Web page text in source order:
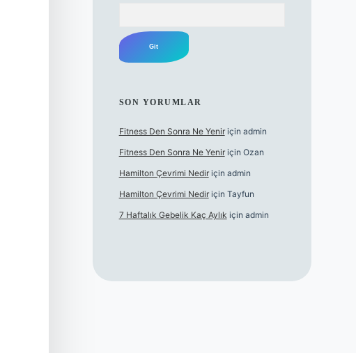
SON YORUMLAR
Fitness Den Sonra Ne Yeniriçin admin
Fitness Den Sonra Ne Yeniriçin Ozan
Hamilton Çevrimi Nediriçin admin
Hamilton Çevrimi Nediriçin Tayfun
7 Haftalık Gebelik Kaç Aylık için admin